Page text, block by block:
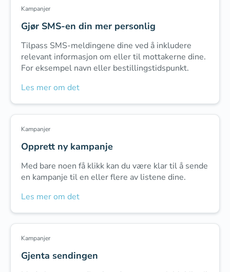
Kampanjer
Gjør SMS-en din mer personlig
Tilpass SMS-meldingene dine ved å inkludere
relevant informasjon om eller til mottakerne dine.
For eksempel navn eller bestillingstidspunkt.
Les mer om det
Kampanjer
Opprett ny kampanje
Med bare noen få klikk kan du være klar til å sende
en kampanje til en eller flere av listene dine.
Les mer om det
Kampanjer
Gjenta sendingen